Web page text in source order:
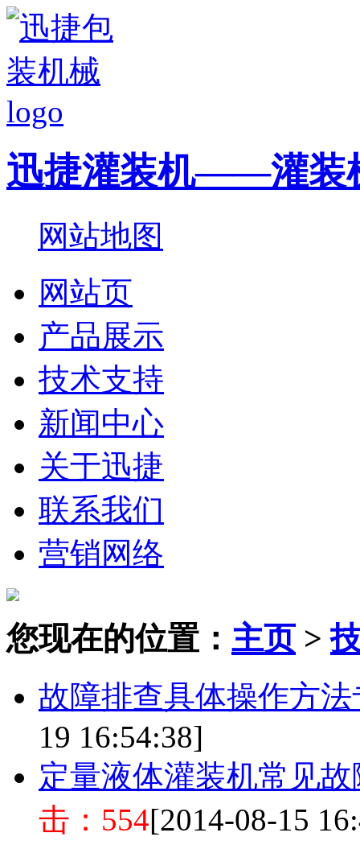
迅捷灌装机——灌装
网站地图
网站页
产品展示
技术支持
新闻中心
关于迅捷
联系我们
营销网络
您现在的位置： 主页>
故障排查具体操作方
19 16:54:38]
定量液体灌装机常见
击：554[2014-08-15